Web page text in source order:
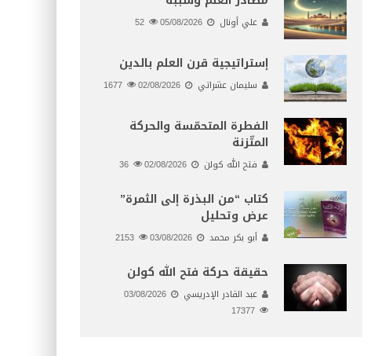
علي أونال 05/08/2026
إستراتيجية قرن العلم بالدين
سليمان عشراتي 02/08/2026
الفطرة المتحمّسة والحركة
المتّزنة
فتح الله كولن 02/08/2026
كتاب “من البذرة إلى الثمرة”
عرض وتحليل
أبو بكر محمد 03/08/2026
حقيقة حركة فتح الله كولن
عبد القادر الإدريسي
03/08/2026